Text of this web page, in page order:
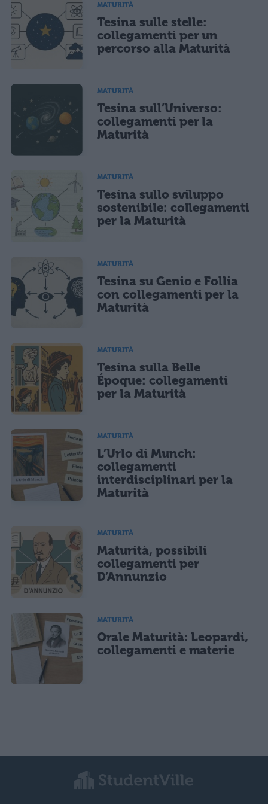
Ho letto e acconsento l'informativasulla privacy
Acconsento all'uso dei miei dati da parte di terzi per finalità di
marketing diretto con modalità automatizzate o tradizionali
CONFERMA E PUBBLICA
MATURITÀ
Tesina sulle stelle:
collegamenti per un
percorso alla Maturità
MATURITÀ
Tesina sull’Universo:
collegamenti per la
Maturità
MATURITÀ
Tesina sullo sviluppo
sostenibile: collegamenti
per la Maturità
MATURITÀ
Tesina su Genio e Follia
con collegamenti per la
Maturità
MATURITÀ
Tesina sulla Belle
Époque: collegamenti
per la Maturità
MATURITÀ
L’Urlo di Munch:
collegamenti
interdisciplinari per la
Maturità
MATURITÀ
Maturità, possibili
collegamenti per
D’Annunzio
MATURITÀ
Orale Maturità: Leopardi,
collegamenti e materie